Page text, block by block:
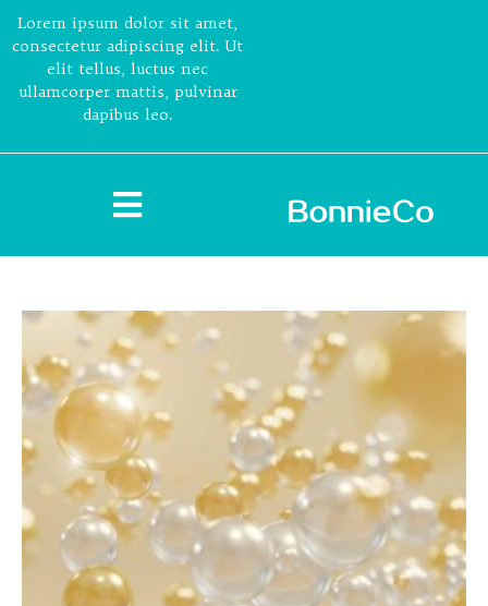
Lorem ipsum dolor sit amet,
consectetur adipiscing elit. Ut
elit tellus, luctus nec
ullamcorper mattis, pulvinar
dapibus leo.